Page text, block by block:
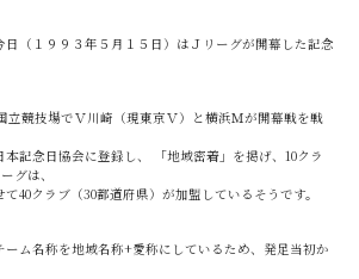
日（１９９３年５月１５日）はＪリーグが開幕した記念
立競技場でＶ川崎（現東京Ｖ）と横浜Ｍが開幕戦を戦
本記念日協会に登録し、 「地域密着」を掲げ、10クラ
グは、
40クラブ（30都道府県）が加盟しているそうです。
ーム名称を地域名称+愛称にしているため、発足当初か